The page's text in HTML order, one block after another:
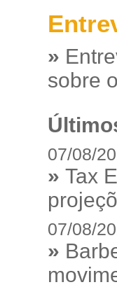
»
sobre
07/08/
» Tax
07/08/
»